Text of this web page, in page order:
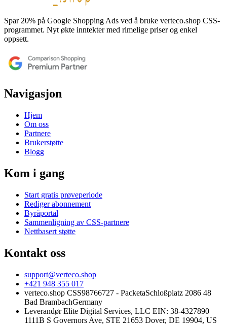
Spar 20% på Google Shopping Ads ved å bruke verteco.shop CSS-
programmet. Nyt økte inntekter med rimelige priser og enkel
oppsett.
Navigasjon
Hjem
Om oss
Partnere
Brukerstøtte
Blogg
Kom i gang
Start gratis prøveperiode
Rediger abonnement
Byråportal
Sammenligning av CSS-partnere
Nettbasert støtte
Kontakt oss
support@verteco.shop
+421 948 355 017
verteco.shop CSS98766727 - PacketaSchloßplatz 2086 48
Bad BrambachGermany
Leverandør Elite Digital Services, LLC EIN: 38-4327890
1111B S Governors Ave, STE 21653 Dover, DE 19904, US